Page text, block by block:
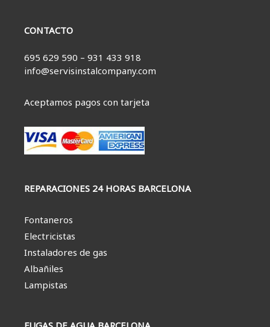
CONTACTO
695 629 590 – 931 433 918
info@servisinstalcompany.com
Aceptamos pagos con tarjeta
REPARACIONES 24 HORAS BARCELONA
Fontaneros
Electricistas
Instaladores de gas
Albañiles
Lampistas